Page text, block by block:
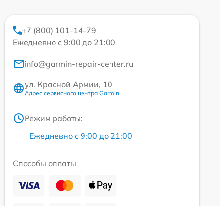
+7 (800) 101-14-79
Ежедневно с 9:00 до 21:00
info@garmin-repair-center.ru
ул. Красной Армии, 10
Адрес сервисного центра Garmin
Режим работы:
Ежедневно с 9:00 до 21:00
Способы оплаты